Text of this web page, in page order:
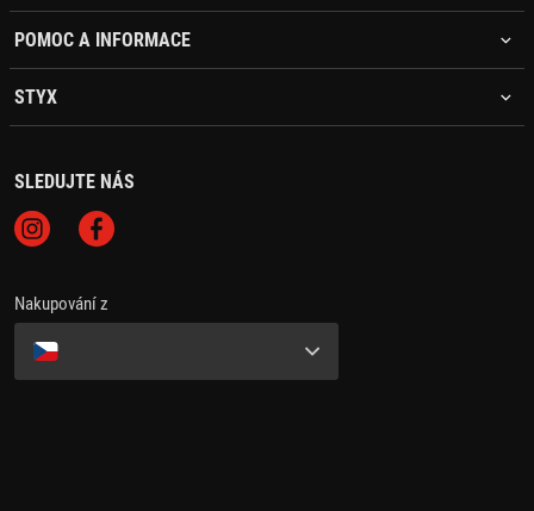
POMOC A INFORMACE
STYX
SLEDUJTE NÁS
Nakupování z